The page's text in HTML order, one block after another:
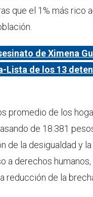
que el 1% más rico
de Ximena
Lista de los 13
promedio de los
de 18.381
de la desigualdad y
a derechos
reducción de la